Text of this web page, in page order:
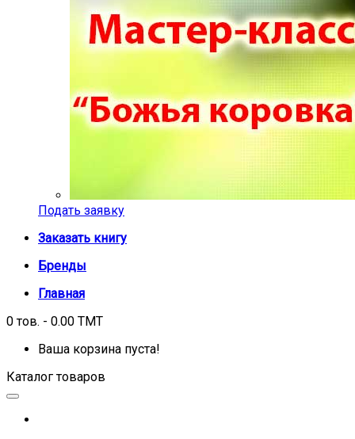
Подать заявку
Заказать книгу
Бренды
Главная
0 тов. - 0.00 TMT
Ваша корзина пуста!
Каталог товаров